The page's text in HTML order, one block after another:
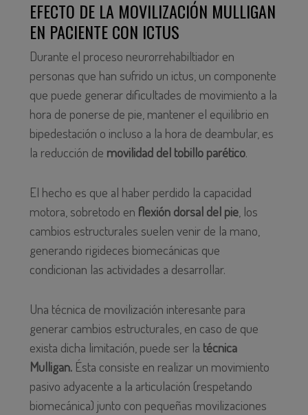
EFECTO DE LA MOVILIZACIÓN MULLIGAN
EN PACIENTE CON ICTUS
Durante el proceso neurorrehabiltiador en
personas que han sufrido un ictus, un componente
que puede generar dificultades de movimiento a la
hora de ponerse de pie, mantener el equilibrio en
bipedestación o incluso a la hora de deambular, es
la reducción de movilidad del tobillo parético.
El hecho es que al haber perdido la capacidad
motora, sobretodo en flexión dorsal del pie, los
cambios estructurales suelen venir de la mano,
generando rigideces biomecánicas que
condicionan las actividades a desarrollar.
Una técnica de movilización interesante para
generar cambios estructurales, en caso de que
exista dicha limitación, puede ser la técnica
Mulligan.Ésta consiste en realizar un movimiento
pasivo adyacente a la articulación (respetando
biomecánica) junto con pequeñas movilizaciones